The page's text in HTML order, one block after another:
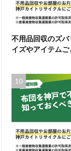
不用品回収のズ
イズやアイテム